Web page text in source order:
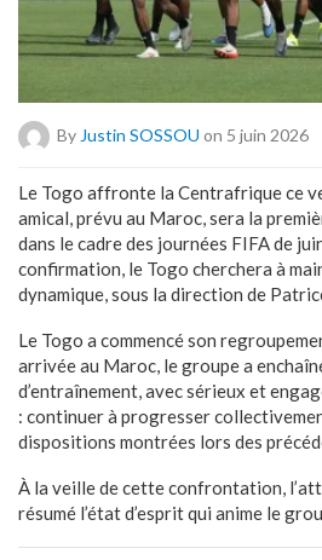
By Justin SOSSOU on 5 juin 2026
Le Togo affronte la Centrafrique ce
amical, prévu au Maroc, sera la
dans le cadre des journées FIFA de
confirmation, le Togo cherchera à
dynamique, sous la direction de
Le Togo a commencé son
arrivée au Maroc, le groupe a
d’entraînement, avec sérieux et
: continuer à progresser
dispositions montrées lors des
À la veille de cette confrontation,
résumé l’état d’esprit qui anime le